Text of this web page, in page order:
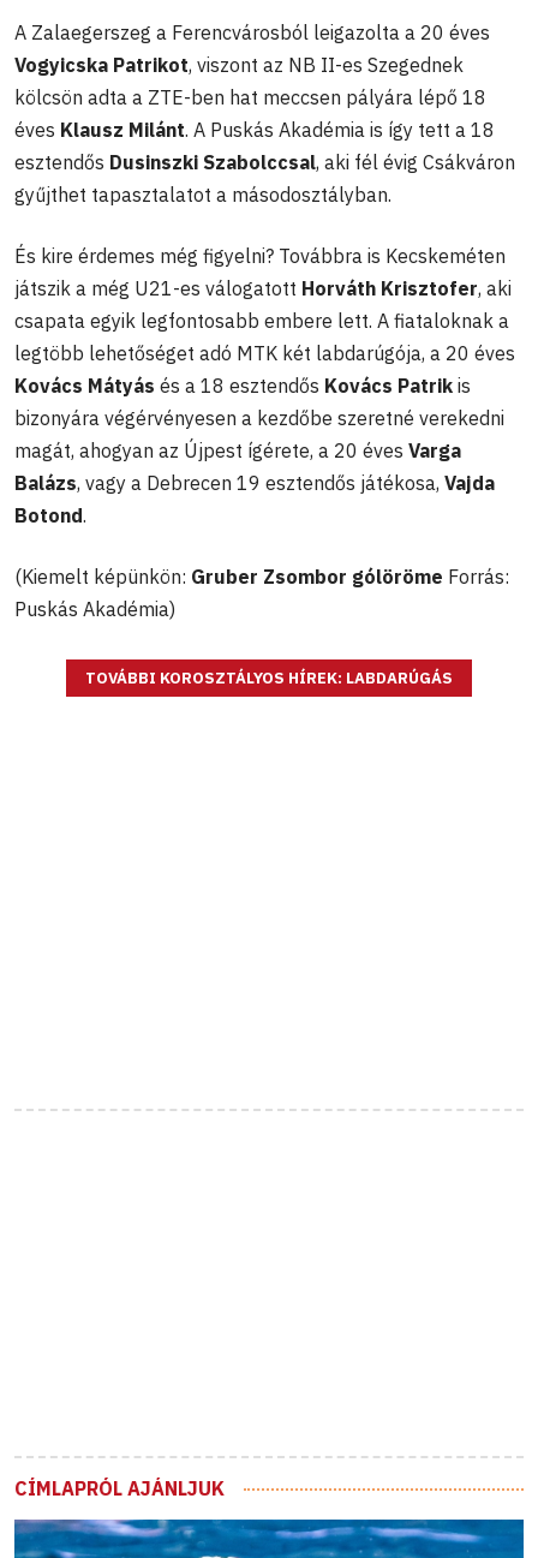
A Zalaegerszeg a Ferencvárosból leigazolta a 20 éves
Vogyicska Patrikot, viszont az NB II-es Szegednek
kölcsön adta a ZTE-ben hat meccsen pályára lépő 18
éves Klausz Milánt. A Puskás Akadémia is így tett a 18
esztendős Dusinszki Szabolccsal, aki fél évig Csákváron
gyűjthet tapasztalatot a másodosztályban.
És kire érdemes még figyelni? Továbbra is Kecskeméten
játszik a még U21-es válogatott Horváth Krisztofer, aki
csapata egyik legfontosabb embere lett. A fiataloknak a
legtöbb lehetőséget adó MTK két labdarúgója, a 20 éves
Kovács Mátyás és a 18 esztendős Kovács Patrik is
bizonyára végérvényesen a kezdőbe szeretné verekedni
magát, ahogyan az Újpest ígérete, a 20 éves Varga
Balázs, vagy a Debrecen 19 esztendős játékosa, Vajda
Botond.
(Kiemelt képünkön: Gruber Zsombor gólöröme Forrás:
Puskás Akadémia)
TOVÁBBI KOROSZTÁLYOS HÍREK: LABDARÚGÁS
CÍMLAPRÓL AJÁNLJUK